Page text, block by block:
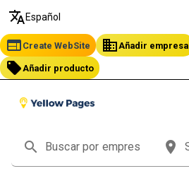
translate Español
web Create WebSite business Añadir empresa
local_offer Añadir producto
search place